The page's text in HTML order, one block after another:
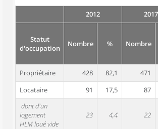
2012 2017
Statut
d'occupation
Nombre % Nombre
Propriétaire 428 82,1 471
Locataire
91 17,5 87
dont d'un
logement
HLM loué vide
23 4,4 22